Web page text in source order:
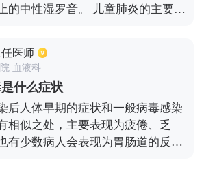
音。 儿童肺炎的主要症
并伴有拒食和呕吐，这不符合婴
咙有痰，呼吸急促，伴有腹泻，心
现象，甚至可能发生抽搐。 Iii
伴有困倦、易怒和其他表现。 第
医师
血液科
什么症状
后人体早期的症状和一般病毒感染
相似之处，主要表现为疲倦、乏
有少数病人会表现为胃肠道的反